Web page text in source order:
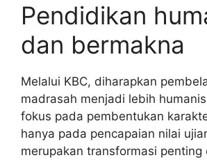
Pendidikan
dan bermakna
Melalui KBC, diharapkan
madrasah menjadi lebih
fokus pada pembentukan
hanya pada pencapaian nilai
merupakan transformasi penting